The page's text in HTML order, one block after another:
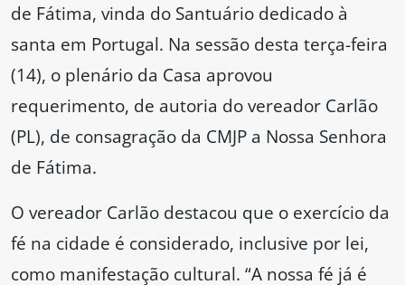
de Fátima, vinda do Santuário dedicado à
santa em Portugal. Na sessão desta terça-feira
(14), o plenário da Casa aprovou
requerimento, de autoria do vereador Carlão
(PL), de consagração da CMJP a Nossa Senhora
de Fátima.
O vereador Carlão destacou que o exercício da
fé na cidade é considerado, inclusive por lei,
como manifestação cultural. “A nossa fé já é